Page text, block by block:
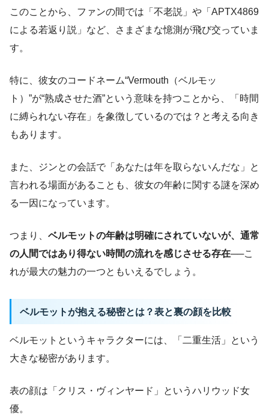
このことから、ファンの間では「不老説」や「APTX4869
による若返り説」など、さまざまな憶測が飛び交っていま
す。
特に、彼女のコードネーム“Vermouth（ベルモッ
ト）”が“熟成させた酒”という意味を持つことから、「時間
に縛られない存在」を象徴しているのでは？と考える向き
もあります。
また、ジンとの会話で「あなたは年を取らないんだな」と
言われる場面があることも、彼女の年齢に関する謎を深め
る一因になっています。
つまり、 ベルモットの年齢は明確にされていないが、通常
の人間ではあり得ない時間の流れを感じさせる存在──こ
れが最大の魅力の一つともいえるでしょう。
ベルモットが抱える秘密とは？表と裏の顔を比較
ベルモットというキャラクターには、「二重生活」という
大きな秘密があります。
表の顔は「クリス・ヴィンヤード」というハリウッド女
優。